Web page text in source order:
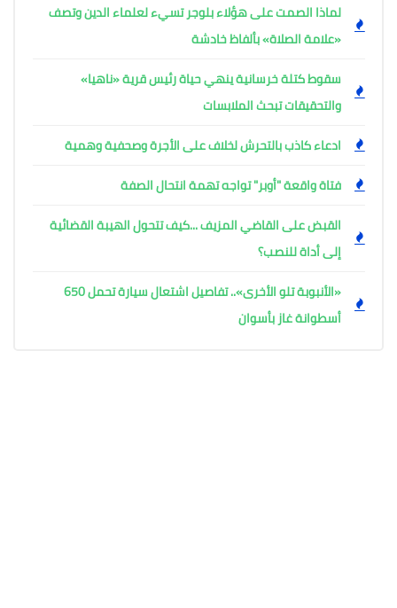
لماذا الصمت على هؤلاء بلوجر تسيء لعلماء الدين وتصف
«علامة الصلاة» بألفاظ خادشة
سقوط كتلة خرسانية ينهي حياة رئيس قرية «ناهيا»
والتحقيقات تبحث الملابسات
ادعاء كاذب بالتحرش لخلاف على الأجرة وصحفية وهمية
فتاة واقعة "أوبر" تواجه تهمة انتحال الصفة
القبض على القاضي المزيف ...كيف تتحول الهيبة القضائية
إلى أداة للنصب؟
«الأنبوبة تلو الأخرى».. تفاصيل اشتعال سيارة تحمل 650
أسطوانة غاز بأسوان